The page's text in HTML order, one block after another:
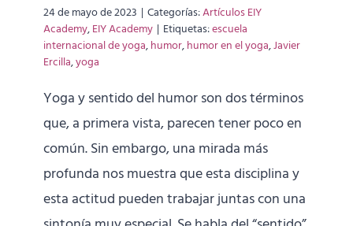
24 de mayo de 2023 | Categorías:Artículos EIY
Academy,EIY Academy | Etiquetas:escuela
internacional de yoga,humor,humor en el yoga,Javier
Ercilla,yoga
Yoga y sentido del humor son dos términos
que, a primera vista, parecen tener poco en
común. Sin embargo, una mirada más
profunda nos muestra que esta disciplina y
esta actitud pueden trabajar juntas con una